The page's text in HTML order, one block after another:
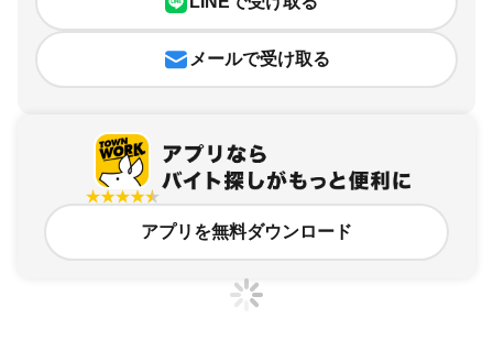
メールで受け取る
アプリを無料ダウンロード